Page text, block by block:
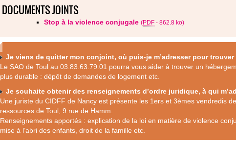
DOCUMENTS JOINTS
Stop à la violence conjugale (PDF - 862.8 ko)
Je viens de quitter mon conjoint, où puis-je m’adresser pour trouver
Le SAO de Toul au 03.83.63.79.01 pourra vous aider à trouver un
plus durable : dépôt de demandes de logement etc.
Je souhaite obtenir des renseignements d’ordre juridique, à qui
Une juriste du CIDFF de Nancy est présente les 1ers et 3èmes vendredis
ressources de Toul, 9 rue de Hamm.
Renseignements apportés : explication de la loi en matière de violence
mise à l’abri des enfants, droit de la famille etc.